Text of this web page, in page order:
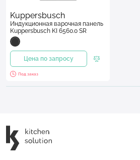
Kuppersbusch
Индукционная варочная панель
Kuppersbusch KI 6560.0 SR
Цена по запросу
Под заказ